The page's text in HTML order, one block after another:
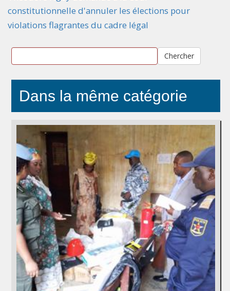
constitutionnelle d'annuler les élections pour
violations flagrantes du cadre légal
Chercher
Dans la même catégorie